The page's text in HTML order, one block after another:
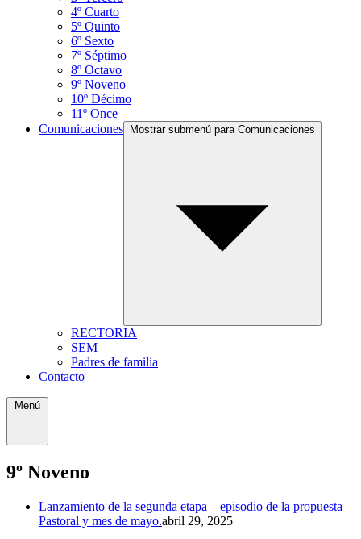
4º Cuarto
5º Quinto
6º Sexto
7º Séptimo
8º Octavo
9º Noveno
10º Décimo
11º Once
Comunicaciones
Mostrar submenú para Comunicaciones
RECTORIA
SEM
Padres de familia
Contacto
Menú
9º Noveno
Lanzamiento de la segunda etapa – episodio de la propuesta
Pastoral y mes de mayo.abril 29, 2025